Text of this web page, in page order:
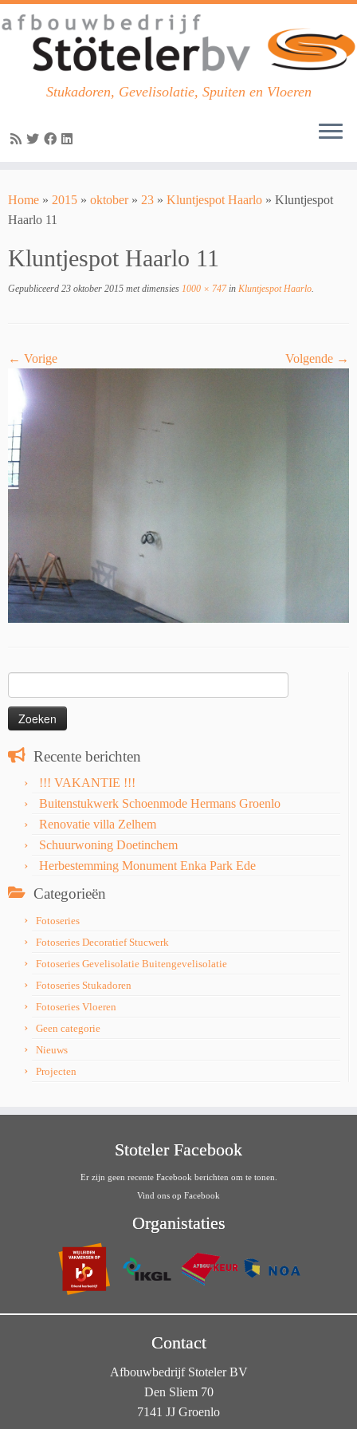
to
content
Stukadoren, Gevelisolatie, Spuiten en Vloeren
Home » 2015 » oktober » 23 » Kluntjespot Haarlo » Kluntjespot
Haarlo 11
Kluntjespot Haarlo 11
Gepubliceerd 23 oktober 2015 met dimensies 1000 × 747in Kluntjespot Haarlo
← Vorige Volgende →
naar:
Recente berichten
!!! VAKANTIE !!!
Buitenstukwerk Schoenmode Hermans Groenlo
Renovatie villa Zelhem
Schuurwoning Doetinchem
Herbestemming Monument Enka Park Ede
Categorieën
Fotoseries
Fotoseries Decoratief Stucwerk
Fotoseries Gevelisolatie Buitengevelisolatie
Fotoseries Stukadoren
Fotoseries Vloeren
Geen categorie
Nieuws
Projecten
Stoteler Facebook
Er zijn geen recente Facebook berichten om te tonen.
Vind ons op Facebook
Organistaties
Contact
Afbouwbedrijf Stoteler BV
Den Sliem 70
7141 JJ Groenlo